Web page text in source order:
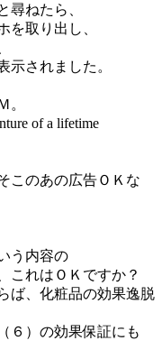
尋ねたら、
を取り出し、
示されました。
。
of a lifetime
このあの広告ＯＫな
う内容の
これはＯＫですか？
ば、化粧品の効果逸脱
６）の効果保証にも